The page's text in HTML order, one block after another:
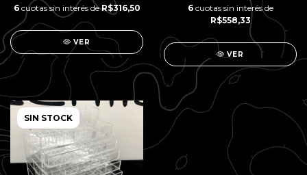
6cuotas sin interés deR$316,50
VER
6cuotas sin interés de
R$558,33
VER
SIN STOCK